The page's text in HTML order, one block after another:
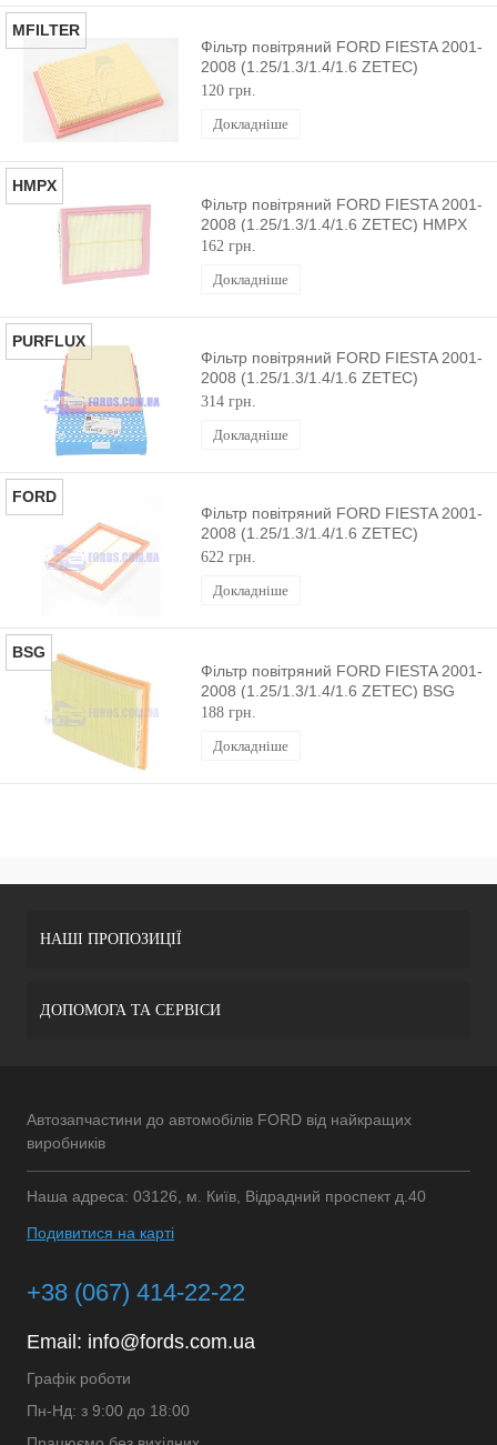
MFILTER
Фільтр повітряний FORD FIESTA 2001-
2008 (1.25/1.3/1.4/1.6 ZETEC)
MFILTER
120 грн.
Докладніше
HMPX
Фільтр повітряний FORD FIESTA 2001-
2008 (1.25/1.3/1.4/1.6 ZETEC) HMPX
162 грн.
Докладніше
PURFLUX
Фільтр повітряний FORD FIESTA 2001-
2008 (1.25/1.3/1.4/1.6 ZETEC)
PURFLUX
314 грн.
Докладніше
FORD
Фільтр повітряний FORD FIESTA 2001-
2008 (1.25/1.3/1.4/1.6 ZETEC)
ORIGINAL
622 грн.
Докладніше
BSG
Фільтр повітряний FORD FIESTA 2001-
2008 (1.25/1.3/1.4/1.6 ZETEC) BSG
188 грн.
Докладніше
НАШІ ПРОПОЗИЦІЇ
ДОПОМОГА ТА СЕРВІСИ
Автозапчастини до автомобілів FORD від найкращих
виробників
Наша адреса: 03126, м. Київ, Відрадний проспект д.40
Подивитися на карті
+38 (067) 414-22-22
Email: info@fords.com.ua
Графік роботи
Пн-Нд: з 9:00 до 18:00